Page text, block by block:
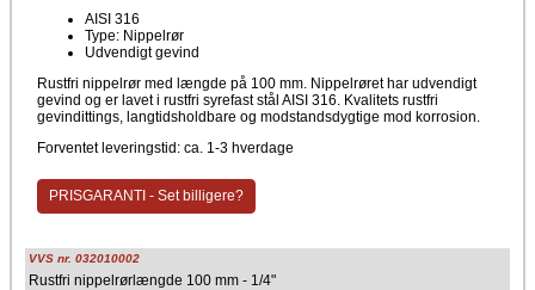
AISI 316
Type: Nippelrør
Udvendigt gevind
Rustfri nippelrør med længde på 100 mm. Nippelrøret har udvendigt
gevind og er lavet i rustfri syrefast stål AISI 316. Kvalitets rustfri
gevindittings, langtidsholdbare og modstandsdygtige mod korrosion.
Forventet leveringstid: ca. 1-3 hverdage
PRISGARANTI - Set billigere?
VVS nr. 032010002
Rustfri nippelrørlængde 100 mm - 1/4"